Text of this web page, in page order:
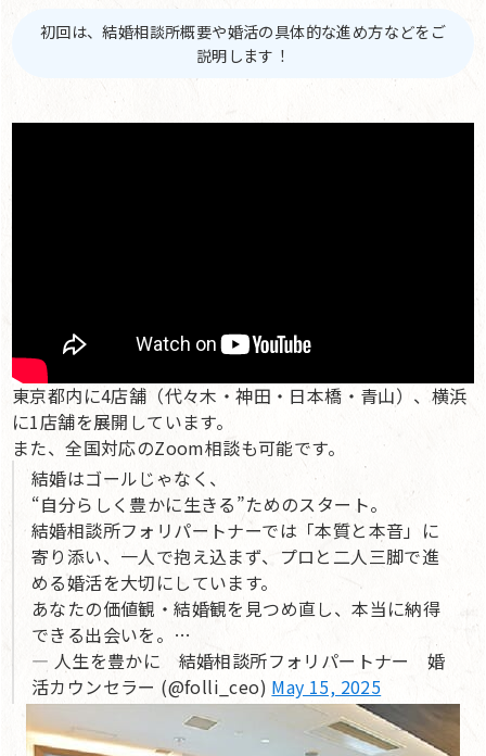
初回は、結婚相談所概要や婚活の具体的な進め方などをご
説明します！
東京都内に4店舗（代々木・神田・日本橋・青山）、横浜
に1店舗を展開しています。
また、全国対応のZoom相談も可能です。
結婚はゴールじゃなく、
“自分らしく豊かに生きる”ためのスタート。
結婚相談所フォリパートナーでは「本質と本音」に
寄り添い、一人で抱え込まず、プロと二人三脚で進
める婚活を大切にしています。
あなたの価値観・結婚観を見つめ直し、本当に納得
できる出会いを。…
— 人生を豊かに 結婚相談所フォリパートナー 婚
活カウンセラー (@folli_ceo) May 15, 2025